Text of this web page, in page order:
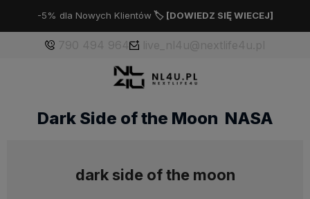
-5% dla Nowych Klientów🏷️ [DOWIEDZ SIĘ WIECEJ]
Dark Side of the Moon NASA
dark side of the moon